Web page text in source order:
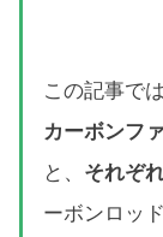
この記事で
カーボンフ
と、 それぞ
ーボンロッ